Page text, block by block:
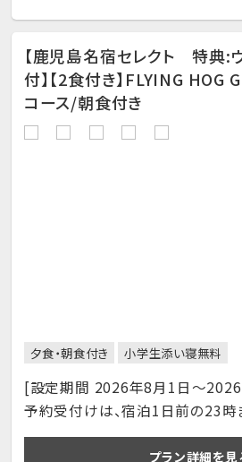
【鹿児島名宿セレクト 特典:
付】【2食付き】FLYING HOG
コース/朝食付き
夕食・朝食付き 小学生添い寝無料
[設定期間 2026年8月1日～
予約受付けは、宿泊1日前の23時
プラン詳細を見